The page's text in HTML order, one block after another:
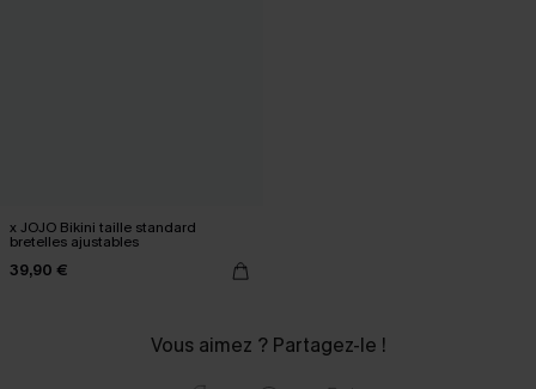
x JOJO Bikini taille standard
bretelles ajustables
39,90 €
Vous aimez ? Partagez-le !